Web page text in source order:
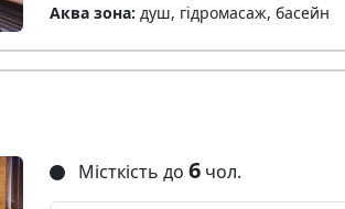
Аква зона: душ, гідромасаж, басейн
Місткість до 6чол.